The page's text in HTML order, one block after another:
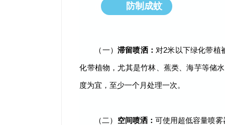
02 防制成蚊
（一） 滞留喷洒： 对2米以下绿化带植
化带植物，尤其是竹林、蕉类、海芋等储
度为宜，至少一个月处理一次。
（二） 空间喷洒： 可使用超低容量喷